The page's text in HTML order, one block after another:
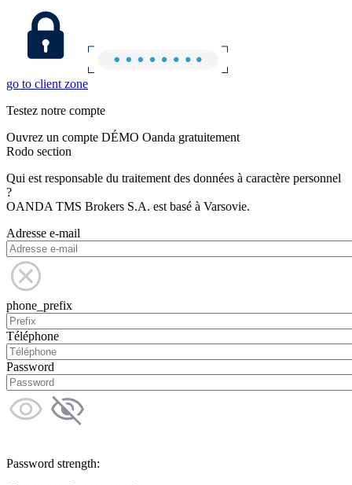
go to client zone
Testez notre compte
Ouvrez un compte DÉMO Oanda gratuitement
Rodo section
Qui est responsable du traitement des données à caractère personnel
?
OANDA TMS Brokers S.A. est basé à Varsovie.
Adresse e-mail
phone_prefix
Téléphone
Password
Password strength: